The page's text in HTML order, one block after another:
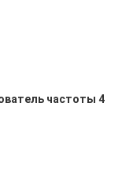
частоты 4